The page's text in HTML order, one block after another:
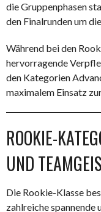
die Gruppenphasen
den Finalrunden um
Während bei den
hervorragende
den Kategorien
maximalem Einsatz
ROOKIE-
ND TEAMGEIST
Die Rookie-Klasse
zahlreiche spannende